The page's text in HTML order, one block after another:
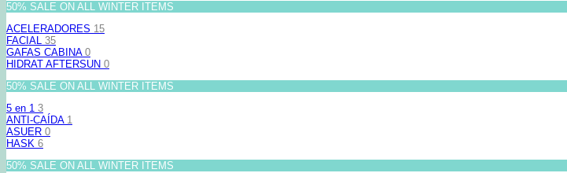
50% SALE ON ALL WINTER ITEMS
ACELERADORES 15
FACIAL 35
GAFAS CABINA 0
HIDRAT AFTERSUN 0
50% SALE ON ALL WINTER ITEMS
5 en 1 3
ANTI-CAÍDA 1
ASUER 0
HASK 6
50% SALE ON ALL WINTER ITEMS